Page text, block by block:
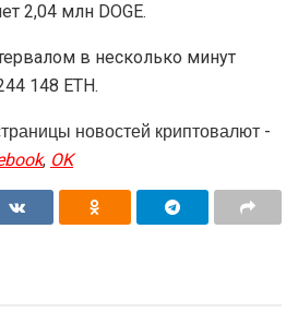
2,04 млн DOGE.
в несколько минут
148 ETH.
новостей криптовалют -
,OK